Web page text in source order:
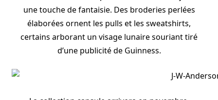
une touche de fantaisie. Des broderies perlées
élaborées ornent les pulls et les sweatshirts,
certains arborant un visage lunaire souriant tiré
d’une publicité de Guinness.